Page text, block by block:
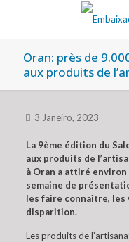
Oran: près de
aux produits de
3 Janeiro, 2023
La 9ème édition du
aux produits de
à Oran a attiré environ
semaine de
les faire connaître,
disparition.
Les produits de